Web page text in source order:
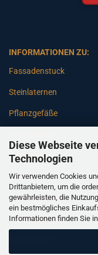
Diese Webseite
Technologien
Wir verwenden Cookies
Drittanbietern, um die
gewährleisten, die
ein bestmögliches
Informationen finden Sie
INFORMATIONEN ZU:
Fassadenstuck
Steinlaternen
Pflanzgefäße
Gartenbänke
Pfeiler
Gartenbrunnen
Gartenfiguren